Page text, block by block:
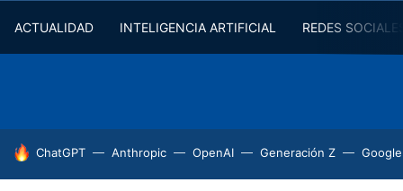
ACTUALIDAD INTELIGENCIA ARTIFICIAL REDES
HOY SE HABLA DE
ChatGPT Anthropic OpenAI Generación Z